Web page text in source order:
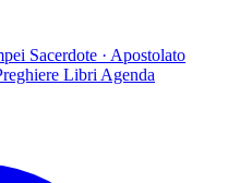
Sacerdote · Apostolato
Libri Agenda